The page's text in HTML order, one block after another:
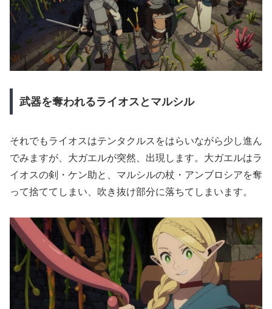
武器を奪われるライオスとマルシル
それでもライオスはテンタクルスをはらいながら少し進ん
でみますが、大ガエルが突然、出現します。大ガエルはラ
イオスの剣・ケン助と、マルシルの杖・アンブロシアを奪
って捨ててしまい、吹き抜け部分に落ちてしまいます。